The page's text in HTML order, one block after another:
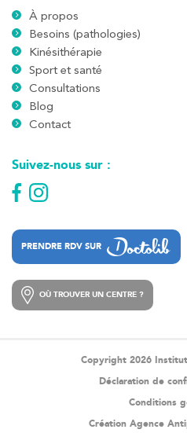
À propos
Besoins (pathologies)
Kinésithérapie
Sport et santé
Consultations
Blog
Contact
Suivez-nous sur :
PRENDRE RDV SUR
OÙ TROUVER UN CENTRE ?
Copyright 2026
Déclaration de
Conditions
Création Agence